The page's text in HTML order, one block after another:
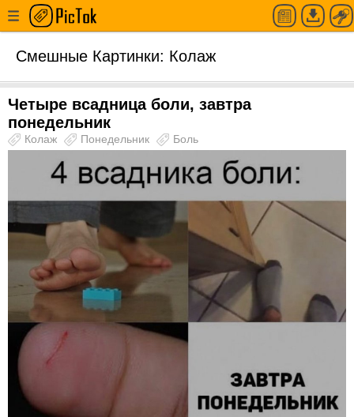
Смешные Картинки: Колаж
Четыре всадница боли, завтра
понедельник
Колаж Понедельник Боль